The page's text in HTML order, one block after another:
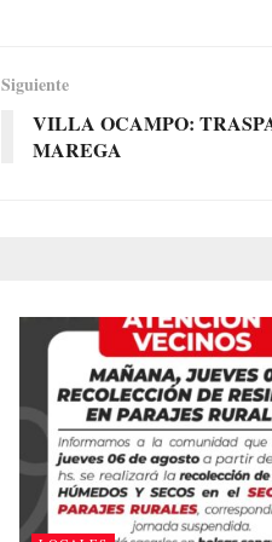
Siguiente
VILLA OCAMPO:
MAREGA